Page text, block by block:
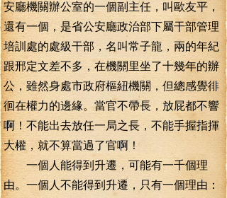
安廳機關辦公室的一個副主任，叫歐友平，
還有一個，是省公安廳政治部下屬干部管理
培訓處的處級干部，名叫常子龍，兩的年紀
跟邢定文差不多，在機關里坐了十幾年的辦
公，雖然身處市政府樞紐機關，但總感覺徘
徊在權力的邊緣。當官不帶長，放屁都不響
啊！不能出去放任一局之長，不能手握指揮
大權，就不算當過了官啊！
一個人能得到升遷，可能有一千個理
由。一個人不能得到升遷，只有一個理由：